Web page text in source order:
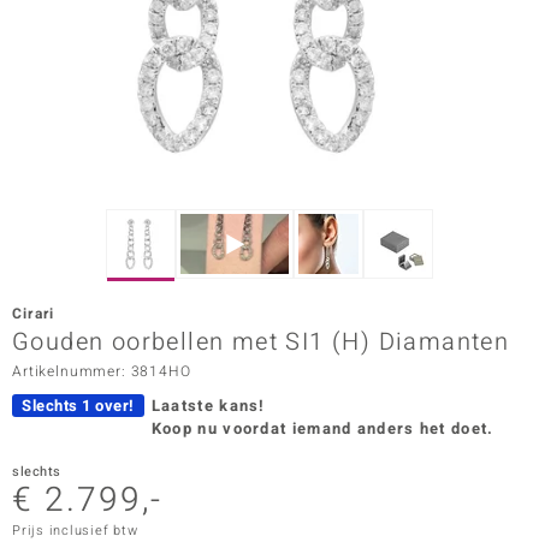
Vogue
in Italy
Paraíso
Cirari
Gouden oorbellen met SI1 (H) Diamanten
Artikelnummer: 3814HO
Slechts 1 over!
Laatste kans!
Koop nu voordat iemand anders het doet.
slechts
€ 2.799,-
Prijs inclusief btw